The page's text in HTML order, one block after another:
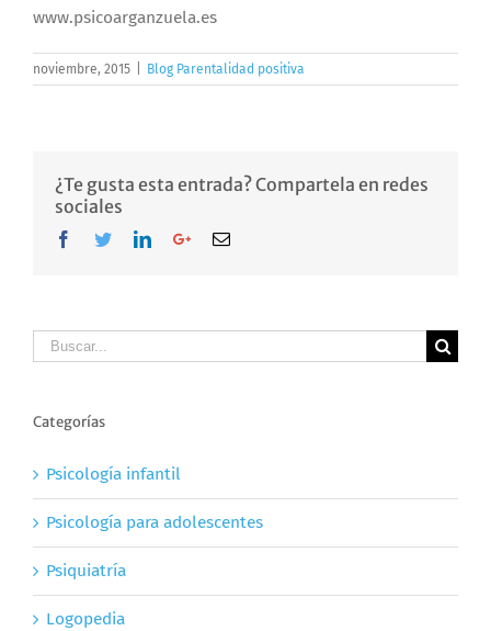
www.psicoarganzuela.es
noviembre, 2015 Blog Parentalidad positiva
¿Te gusta esta entrada? Compartela en redes
sociales
Facebook
TwitterLinkedInGoogle+Email
Buscar
Categorías
Psicología infantil
Psicología para adolescentes
Psiquiatría
Logopedia